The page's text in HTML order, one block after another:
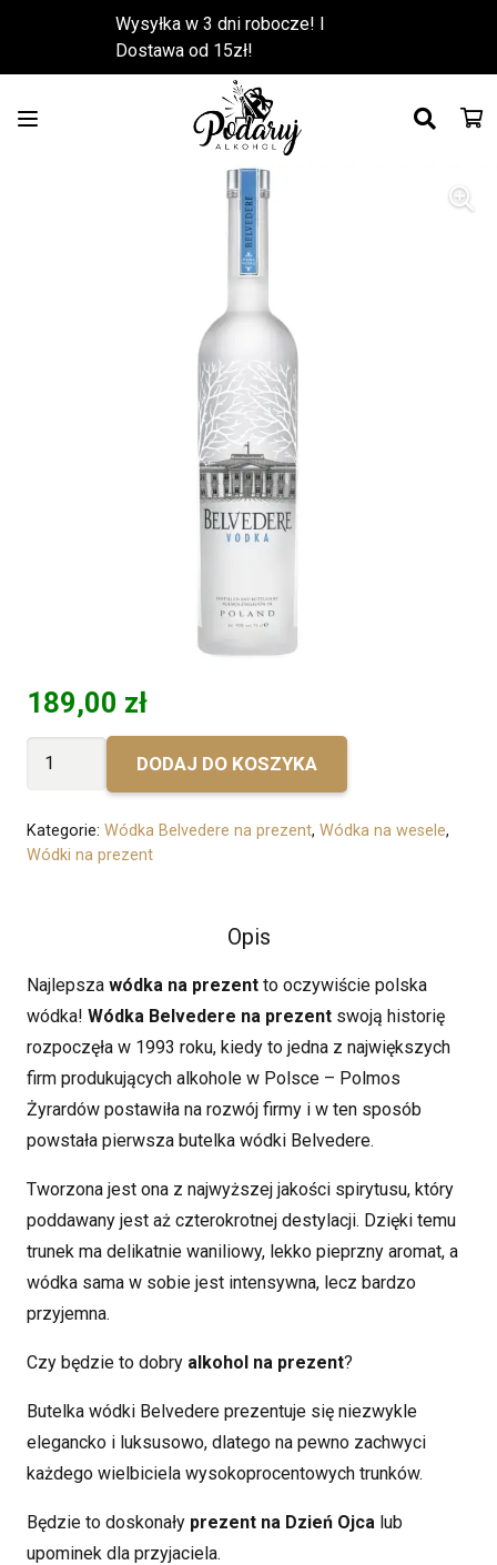
Wysyłka w 3 dni robocze! l
Dostawa od 15zł!
189,00 zł
ilość
-
DODAJ DO KOSZYKA
Kategorie: Wódka Belvedere na prezent, Wódka na wesele,
Wódki na prezent
Opis
Najlepsza wódka na prezent to oczywiście polska
wódka! Wódka Belvedere na prezent swoją historię
rozpoczęła w 1993 roku, kiedy to jedna z największych
firm produkujących alkohole w Polsce – Polmos
Żyrardów postawiła na rozwój firmy i w ten sposób
powstała pierwsza butelka wódki Belvedere.
Tworzona jest ona z najwyższej jakości spirytusu, który
poddawany jest aż czterokrotnej destylacji. Dzięki temu
trunek ma delikatnie waniliowy, lekko pieprzny aromat, a
wódka sama w sobie jest intensywna, lecz bardzo
przyjemna.
Czy będzie to dobry alkohol na prezent?
Butelka wódki Belvedere prezentuje się niezwykle
elegancko i luksusowo, dlatego na pewno zachwyci
każdego wielbiciela wysokoprocentowych trunków.
Będzie to doskonały prezent na Dzień Ojca lub
upominek dla przyjaciela.